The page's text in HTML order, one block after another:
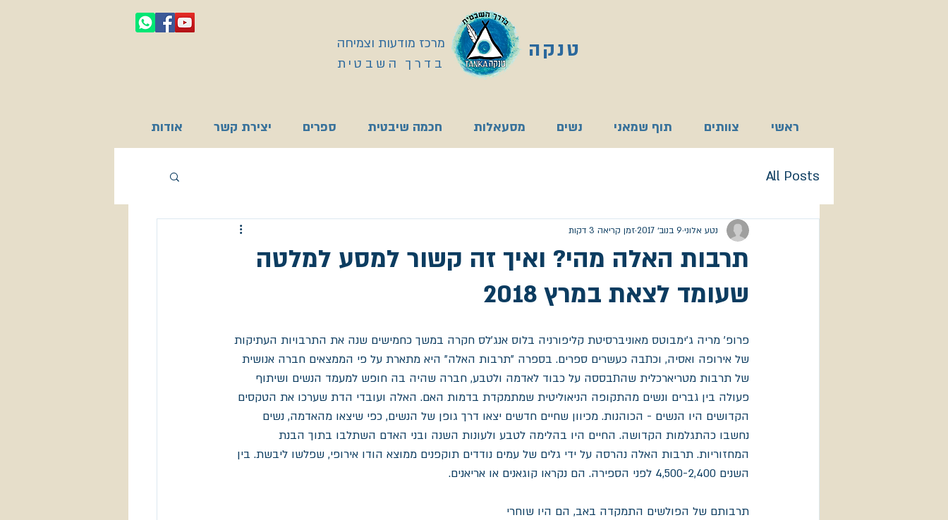
מרכז מודעות וצמיחה
בדרך השבטית
טנקה
ראשי צוותים תוף שמאני נשים מסעאלות חכמה שיבטית ספרים יצירת קשר אודות
All Posts
תרבות האלה מהי? ואיך זה קשור למסע למלטה
שעומד לצאת במרץ 2018
נטע אלוני 9 בנוב׳ 2017 זמן קריאה 3 דקות
פרופ' מריה ג'ימבוטס מאוניברסיטת קליפורניה בלוס אנג'לס חקרה במשך כחמישים שנה את התרבויות העתיקות
של אירופה ואסיה, וכתבה כעשרים ספרים. בספרה "תרבות האלה" היא מתארת על פי הממצאים חברה אנושית
של תרבות מטריארכלית שהתבססה על כבוד לאדמה ולטבע, חברה שהיה בה חופש למעמד הנשים ושיתוף
פעולה בין גברים ונשים מהתקופה הניאוליטית שמתמקדת בדמות האם. האלה ועובדי הדת שערכו את הטקסים
הקדושים היו הנשים - הכוהנות. מכיוון שחיים חדשים יצאו דרך גופן של הנשים, כפי שיצאו מהאדמה, נשים
נחשבו כהתגלמות הקדושה. החיים היו בהלימה לטבע ולעונות השנה ובני האדם השתלבו בתוך הבנת
המחזוריות. תרבות האלה נהרסה על ידי גלים של עמים נודדים תוקפנים ממוצא הודו אירופי, שפלשו ליבשת. בין
השנים 4,500-2,400 לפני הספירה. הם נקראו קוגאנים או אריאנים.
תרבותם של הפולשים התמקדה באב, הם היו שוחרי